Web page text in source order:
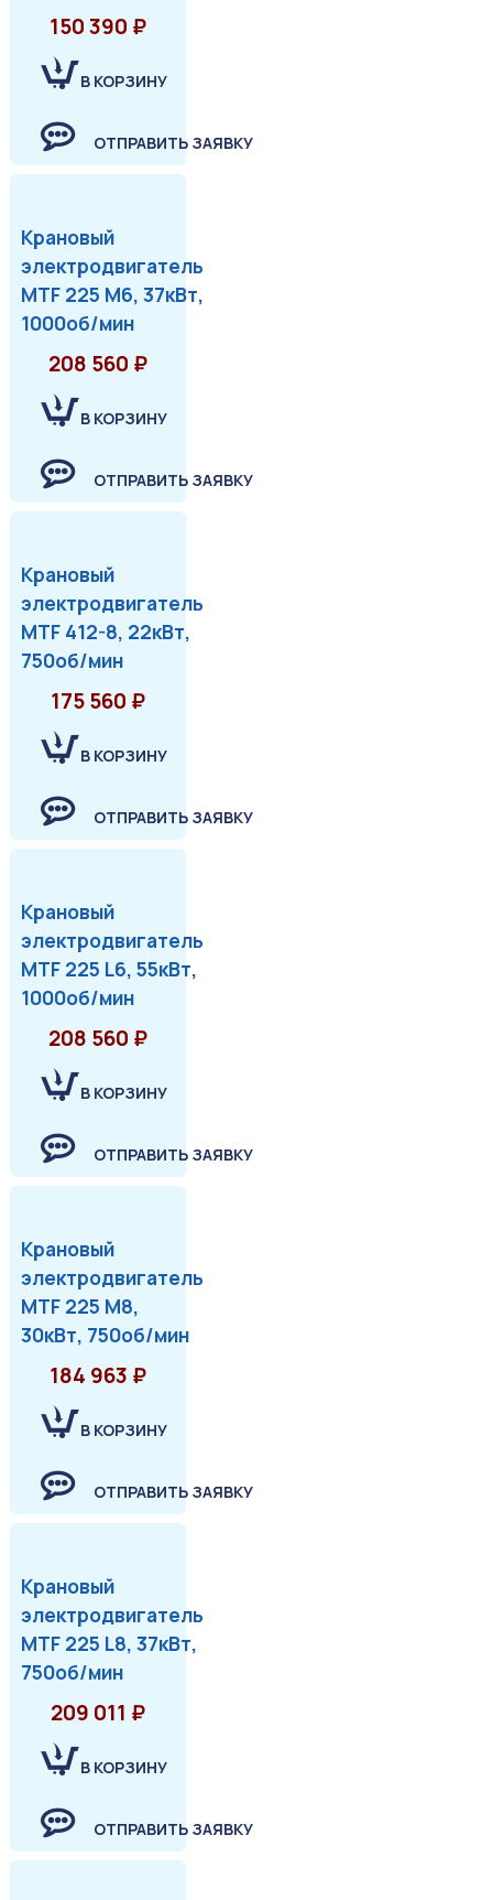
150 390 ₽
В КОРЗИНУ
ОТПРАВИТЬ ЗАЯВКУ
Крановый
электродвигатель
MTF 225 М6, 37кВт,
1000об/мин
208 560 ₽
В КОРЗИНУ
ОТПРАВИТЬ ЗАЯВКУ
Крановый
электродвигатель
MTF 412-8, 22кВт,
750об/мин
175 560 ₽
В КОРЗИНУ
ОТПРАВИТЬ ЗАЯВКУ
Крановый
электродвигатель
MTF 225 L6, 55кВт,
1000об/мин
208 560 ₽
В КОРЗИНУ
ОТПРАВИТЬ ЗАЯВКУ
Крановый
электродвигатель
MTF 225 М8,
30кВт, 750об/мин
184 963 ₽
В КОРЗИНУ
ОТПРАВИТЬ ЗАЯВКУ
Крановый
электродвигатель
MTF 225 L8, 37кВт,
750об/мин
209 011 ₽
В КОРЗИНУ
ОТПРАВИТЬ ЗАЯВКУ